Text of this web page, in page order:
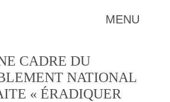
MENU
CADRE DU
NATIONAL
« ÉRADIQUER